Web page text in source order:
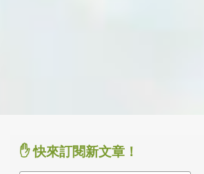
✋ 快來訂閱新文章！